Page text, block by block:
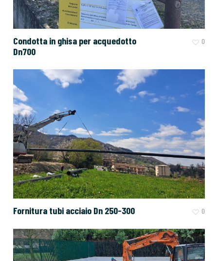
Condotta in ghisa per acquedotto
Dn700
0
Fornitura tubi acciaio Dn 250-300 0